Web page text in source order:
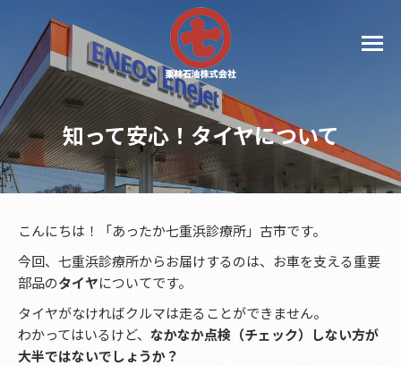
知って安心！タイヤについて
こんにちは！「あったか七重浜診療所」古市です。
今回、七重浜診療所からお届けするのは、お車を支える重要
部品のタイヤについてです。
タイヤがなければクルマは走ることができません。
わかってはいるけど、 なかなか点検（チェック）しない方が
大半ではないでしょうか？